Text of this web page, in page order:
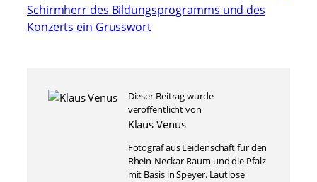
Dieser Beitrag wurde
veröffentlicht von
Klaus Venus
Fotograf aus Leidenschaft für den
Rhein-Neckar-Raum und die Pfalz
mit Basis in Speyer. Lautlose